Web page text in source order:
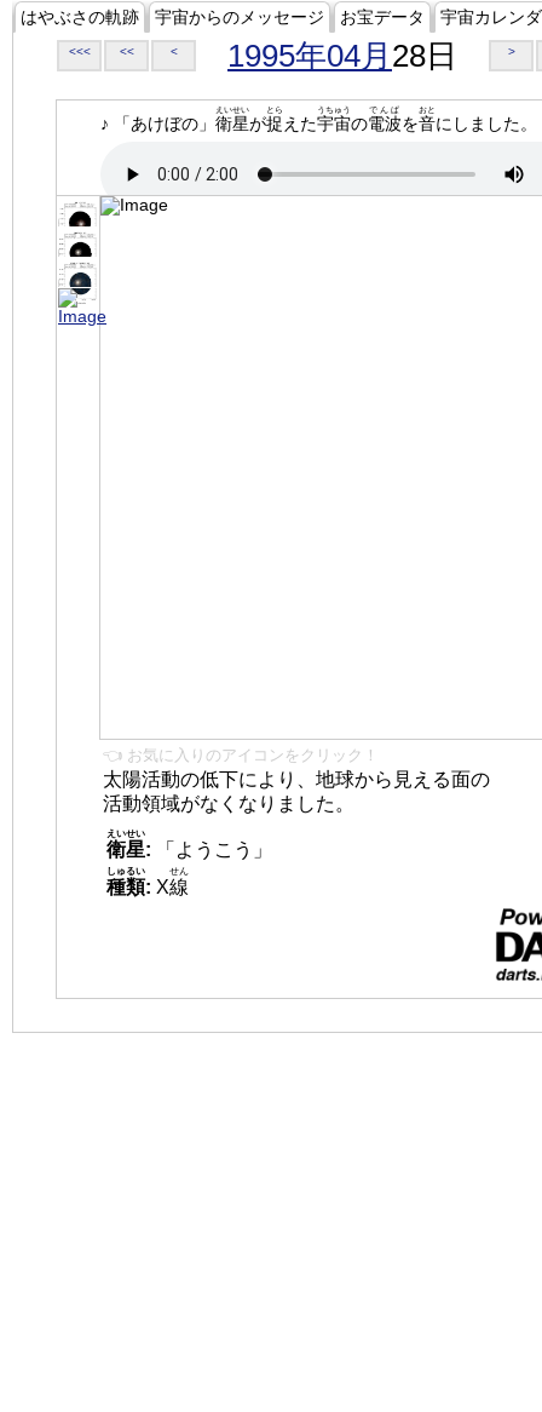
はやぶさの軌跡 宇宙からのメッセージ お宝データ 宇宙カレン
<<< << < 1995年04月 28日 >
♪ 「あけぼの」 衛星
えいせい
が捉
とら
えた宇宙
うちゅう
の電波
でんぱ
を音
おと
にしました。
👈 お気に入りのアイコンをクリック！
太陽活動の低下により、地球から見える面の
活動領域がなくなりました。
衛星
えいせい
:
「ようこう」
種類
しゅるい
: X線
せん